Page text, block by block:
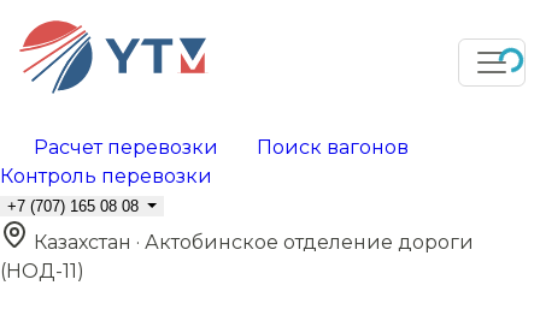
Расчет перевозки
Поиск вагонов
Контроль перевозки
+7 (707) 165 08 08
Казахстан · Актобинское отделение дороги
(НОД-11)